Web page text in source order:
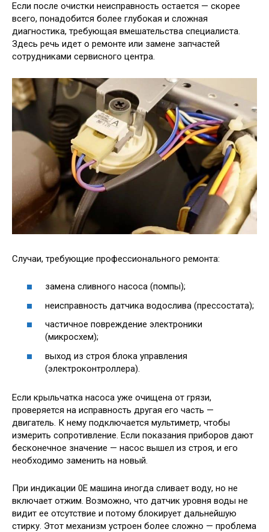
Если после очистки неисправность остается — скорее
всего, понадобится более глубокая и сложная
диагностика, требующая вмешательства специалиста.
Здесь речь идет о ремонте или замене запчастей
сотрудниками сервисного центра.
Случаи, требующие профессионального ремонта:
замена сливного насоса (помпы);
неисправность датчика водослива (прессостата);
частичное повреждение электроники
(микросхем);
выход из строя блока управления
(электроконтроллера).
Если крыльчатка насоса уже очищена от грязи,
проверяется на исправность другая его часть —
двигатель. К нему подключается мультиметр, чтобы
измерить сопротивление. Если показания приборов дают
бесконечное значение — насос вышел из строя, и его
необходимо заменить на новый.
При индикации 0E машина иногда сливает воду, но не
включает отжим. Возможно, что датчик уровня воды не
видит ее отсутствие и потому блокирует дальнейшую
стирку. Этот механизм устроен более сложно — проблема